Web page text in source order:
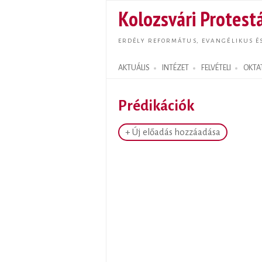
Kolozsvári
ERDÉLY REFORMÁTUS, EVANGÉLIKUS
AKTUÁLIS INTÉZET FELVÉTELI
Search form
Prédikációk
+ Új előadás hozzáadása